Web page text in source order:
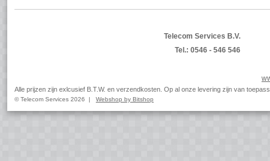
Telecom Services B.V.
Tel.: 0546 - 546 546
Alle prijzen zijn exlcusief B.T.W. en verzendkosten. Op al onze levering zijn van
© Telecom Services 2026 | Webshop by Bitshop